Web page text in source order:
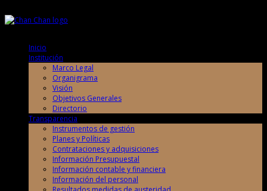
Inicio
Institución
Marco Legal
Organigrama
Visión
Objetivos Generales
Directorio
Transparencia
Instrumentos de gestión
Planes y Políticas
Contrataciones y adquisiciones
Información Presupuestal
Información contable y financiera
Información del personal